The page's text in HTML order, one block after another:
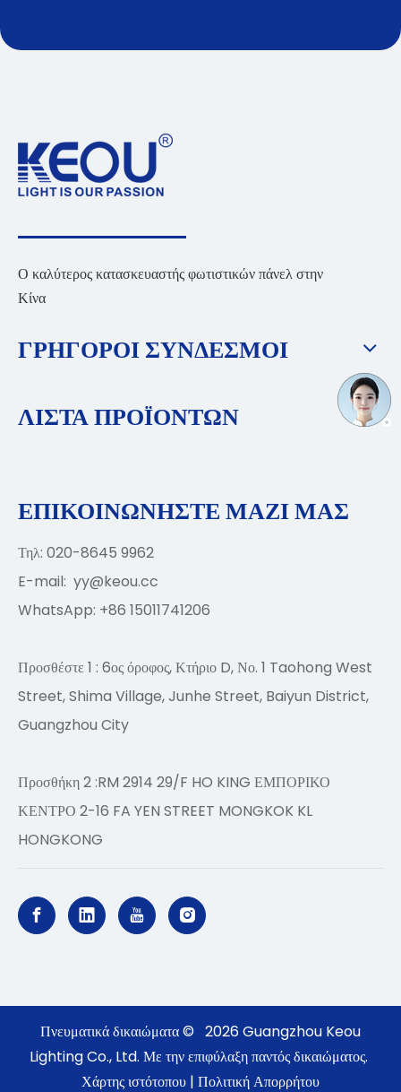
Ο καλύτερος κατασκευαστής φωτιστικών πάνελ στην
Κίνα
ΓΡΗΓΟΡΟΙ ΣΥΝΔΕΣΜΟΙ
ΛΙΣΤΑ ΠΡΟΪΟΝΤΩΝ
ΕΠΙΚΟΙΝΩΝΗΣΤΕ ΜΑΖΙ ΜΑΣ
Τηλ: 020-8645 9962
E-mail: yy@keou.cc
WhatsApp: +86 15011741206
Προσθέστε 1 : 6ος όροφος, Κτήριο D, Νο. 1 Taohong West
Street, Shima Village, Junhe Street, Baiyun District,
Guangzhou City
Προσθήκη 2 :RM 2914 29/F HO KING ΕΜΠΟΡΙΚΟ
ΚΕΝΤΡΟ 2-16 FA YEN STREET MONGKOK KL
HONGKONG
Πνευματικά δικαιώματα © 2026Guangzhou Keou
Lighting Co., Ltd. Με την επιφύλαξη παντός δικαιώματος.
Χάρτης ιστότοπου | Πολιτική Απορρήτου